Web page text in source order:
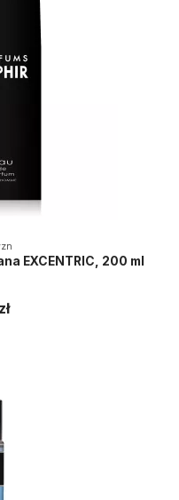
EXCENTRIC, 200 ml